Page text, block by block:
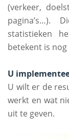
(verkeer,
pagina’s…).
statistieken
betekent is
U
U wilt er de
werkt en wat
uit te geven.